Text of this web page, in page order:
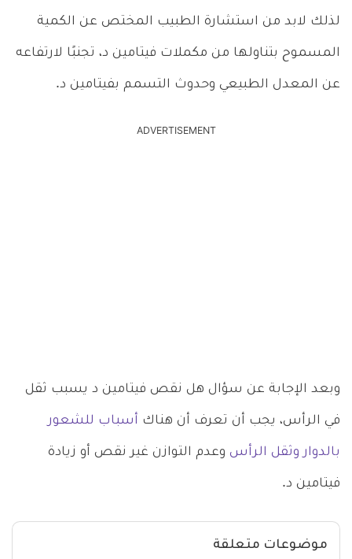
لذلك لابد من استشارة الطبيب المختص عن الكمية
المسموح بتناولها من مكملات فيتامين د، تجنبًا لارتفاعه
عن المعدل الطبيعي وحدوث التسمم بفيتامين د.
ADVERTISEMENT
وبعد الإجابة عن سؤال هل نقص فيتامين د يسبب ثقل
في الرأس، يجب أن تعرف أن هناك أسباب للشعور
بالدوار وثقل الرأس وعدم التوازن غير نقص أو زيادة
فيتامين د.
موضوعات متعلقة